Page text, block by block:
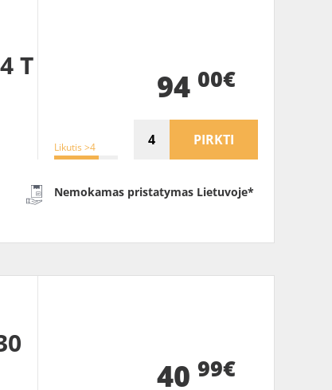
T
Likutis >4
94 00€
PIRKTI
Nemokamas pristatymas Lietuvoje*
40 99€